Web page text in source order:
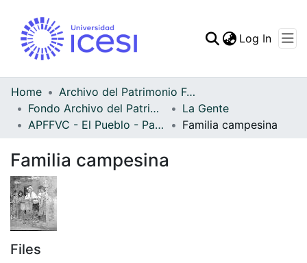
Statistics
Log In
Home
Archivo del Patrimonio Fotográfico y Fílmico del Valle del Cauca
Fondo Archivo del Patrimonio Fotográfico y Fílmico del Valle del Cauca
La Gente
APFFVC - El Pueblo - Patrimonial
Familia campesina
Familia campesina
Files